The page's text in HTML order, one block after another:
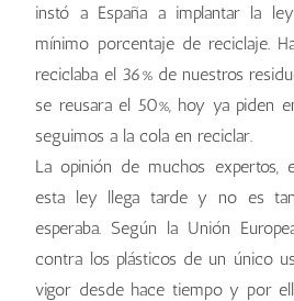
instó a España a implantar la
mínimo porcentaje de reciclaje.
reciclaba el 36% de nuestros
se reusara el 50%, hoy ya piden
seguimos a la cola en reciclar.
La opinión de muchos expertos,
esta ley llega tarde y no es
esperaba. Según la Unión
contra los plásticos de un único
vigor desde hace tiempo y por